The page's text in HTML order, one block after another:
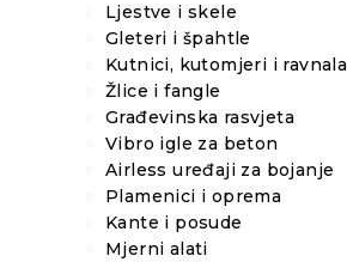
Ljestve i skele
Gleteri i špahtle
Kutnici, kutomjeri i ravnala
Žlice i fangle
Građevinska rasvjeta
Vibro igle za beton
Airless uređaji za bojanje
Plamenici i oprema
Kante i posude
Mjerni alati